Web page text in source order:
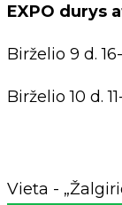
EXPO durys
Birželio 9 d.
Birželio 10 d.
Vieta -